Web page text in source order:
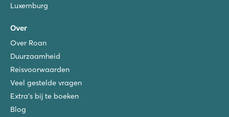
Luxemburg
Over
Over Roan
Duurzaamheid
Reisvoorwaarden
Veel gestelde vragen
Extra's bij te boeken
Blog